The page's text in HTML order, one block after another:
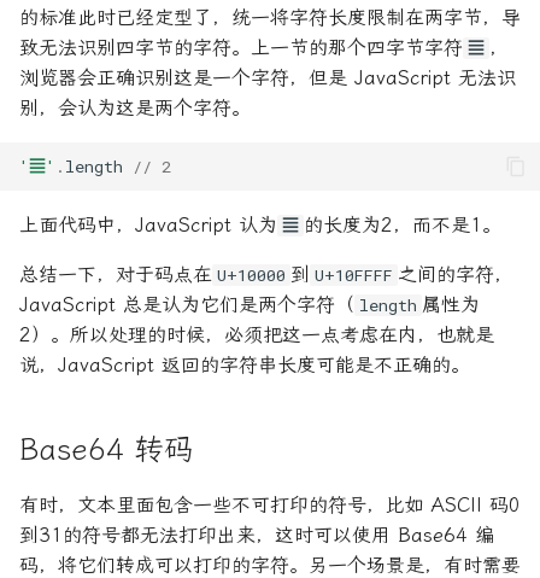
的标准此时已经定型了，统一将字符长度限制在两字节，导
致无法识别四字节的字符。上一节的那个四字节字符 𝌆 ，
浏览器会正确识别这是一个字符，但是 JavaScript 无法识
别，会认为这是两个字符。
'𝌆' . length // 2
上面代码中，JavaScript 认为 𝌆 的长度为2，而不是1。
总结一下，对于码点在 U+10000 到 U+10FFFF 之间的字符，
JavaScript 总是认为它们是两个字符（ length 属性为
2）。所以处理的时候，必须把这一点考虑在内，也就是
说，JavaScript 返回的字符串长度可能是不正确的。
Base64 转码
有时，文本里面包含一些不可打印的符号，比如 ASCII 码0
到31的符号都无法打印出来，这时可以使用 Base64 编
码，将它们转成可以打印的字符。另一个场景是，有时需要